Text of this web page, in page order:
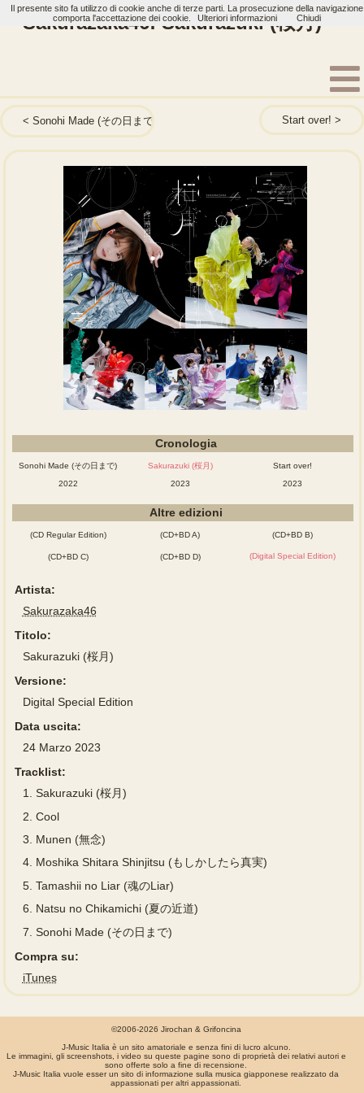
Sakurazaka46: Sakurazuki (桜月)
Sonohi Made (その日まで) Start over!
Cronologia
Sonohi Made (その日まで)
2022
Sakurazuki (桜月)
2023
Start over!
2023
Altre edizioni
(CD Regular Edition) (CD+BD A) (CD+BD B)
(CD+BD C) (CD+BD D) (Digital Special Edition)
Artista:
Sakurazaka46
Titolo:
Sakurazuki (桜月)
Versione:
Digital Special Edition
Data uscita:
24 Marzo 2023
Tracklist:
1.
Sakurazuki (桜月)
2. Cool
3.
Munen (無念)
4. Moshika Shitara Shinjitsu (もしかしたら真実)
5. Tamashii no Liar (魂のLiar)
6.
Natsu no Chikamichi (夏の近道)
7. Sonohi Made (その日まで)
Compra su:
iTunes
©2006-2026 Jirochan & Grifoncina
J-Music Italia è un sito amatoriale e senza fini di lucro alcuno.
Le immagini, gli screenshots, i video su queste pagine sono di proprietà dei relativi autori e
sono offerte solo a fine di recensione.
J-Music Italia vuole esser un sito di informazione sulla musica giapponese realizzato da
appassionati per altri appassionati.
Il presente sito fa utilizzo di cookie anche di terze parti. La prosecuzione della navigazione
comporta l'accettazione dei cookie.
Ulteriori informazioni Chiudi